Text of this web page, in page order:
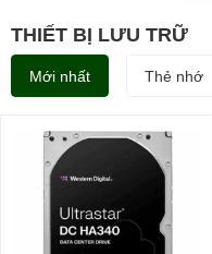
THIẾT BỊ LƯU TRỮ
Mới nhất Thẻ nhớ